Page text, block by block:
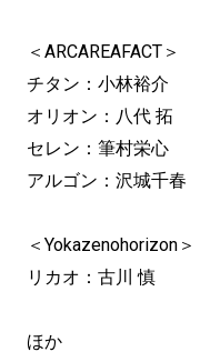
＜ARCAREAFACT＞
チタン：小林裕介
オリオン：八代 拓
セレン：筆村栄心
アルゴン：沢城千春
＜Yokazenohorizon＞
リカオ：古川 慎
ほか